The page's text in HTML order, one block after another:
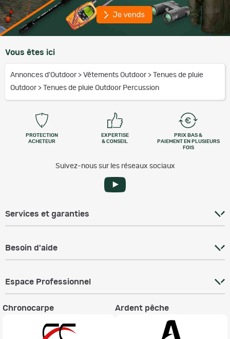
Vous êtes ici
Annonces d'Outdoor > Vêtements Outdoor >
Tenues de pluie
Outdoor > Tenues de pluie Outdoor Percussion
PROTECTION
ACHETEUR
EXPERTISE
& CONSEIL
PRIX BAS &
PAIEMENT EN PLUSIEURS
FOIS
Suivez-nous sur les réseaux sociaux
Services et garanties
Besoin d'aide
Espace Professionnel
Chronocarpe Ardent pêche